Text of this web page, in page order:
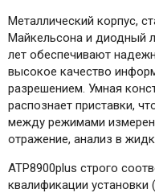
Металлический корпус,
Майкельсона и диодный
лет обеспечивают
высокое качество
разрешением. Умная
распознает приставки,
между режимами
отражение, анализ в
ATP8900plus строго
квалификации установки